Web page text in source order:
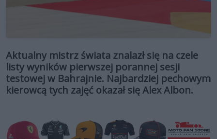
Aktualny mistrz świata znalazł się na czele
listy wyników pierwszej porannej sesji
testowej w Bahrajnie. Najbardziej pechowym
kierowcą tych zajęć okazał się Alex Albon.